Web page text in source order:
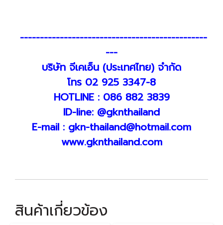
-----------------------------------------------
---
บริษัท จีเคเอ็น (ประเทศไทย) จำกัด
โทร 02 925 3347-8
HOTLINE : 086 882 3839
ID-line: @gknthailand
E-mail : gkn-thailand@hotmail.com
www.gknthailand.com
สินค้าเกี่ยวข้อง